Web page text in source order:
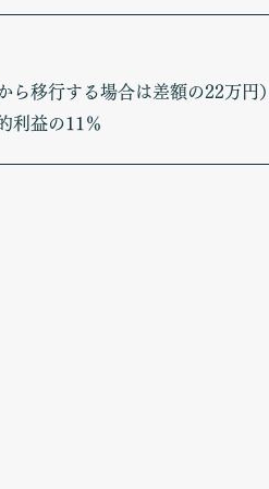
ら移行する場合は差額の22万円）
利益の11％